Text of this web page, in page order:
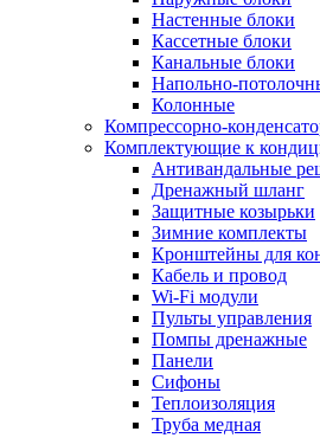
Настенные блоки
Кассетные блоки
Канальные блоки
Напольно-
Колонные
Компрессорно-
Комплектующие к
Антивандальные
Дренажный шланг
Защитные козырьки
Зимние комплекты
Кронштейны для
Кабель и провод
Wi-Fi модули
Пульты управления
Помпы дренажные
Панели
Сифоны
Теплоизоляция
Труба медная